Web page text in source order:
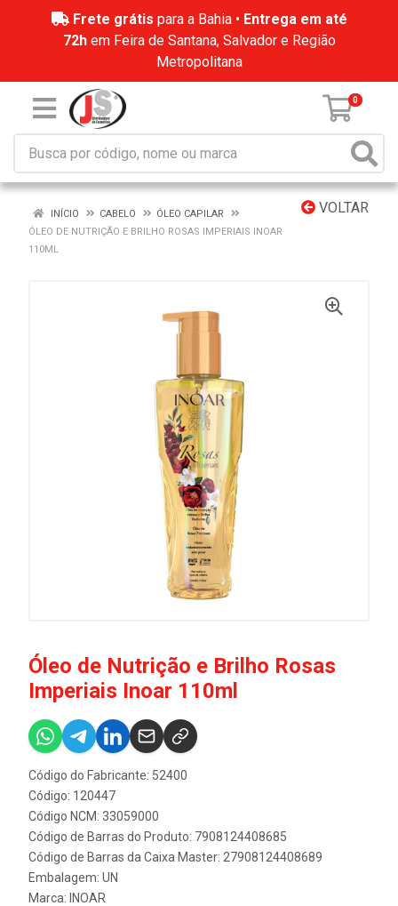
Frete grátis para a Bahia • Entrega em até
72hem Feira de Santana, Salvador e Região
Metropolitana
0
VOLTAR
INÍCIO CABELO
ÓLEO CAPILAR
ÓLEO DE NUTRIÇÃO E BRILHO ROSAS IMPERIAIS INOAR
110ML
Óleo de Nutrição e Brilho Rosas
Imperiais Inoar 110ml
Código do Fabricante: 52400
Código: 120447
Código NCM: 33059000
Código de Barras do Produto: 7908124408685
Código de Barras da Caixa Master: 27908124408689
Embalagem: UN
Marca: INOAR